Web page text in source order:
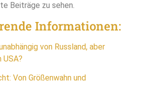
Beiträge zu sehen.
Informationen:
von Russland, aber
USA?
Von Größenwahn und